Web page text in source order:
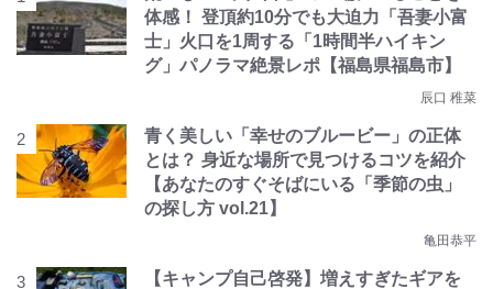
体感！ 登頂約10分でも大迫力「吾妻小富
士」火口を1周する「1時間半ハイキン
グ」パノラマ絶景レポ【福島県福島市】
辰口 稚菜
青く美しい「幸せのブルービー」の正体
とは？ 身近な場所で見つけるコツを紹介
【あなたのすぐそばにいる「季節の虫」
の探し方 vol.21】
亀田恭平
【キャンプ自己啓発】増えすぎたギアを